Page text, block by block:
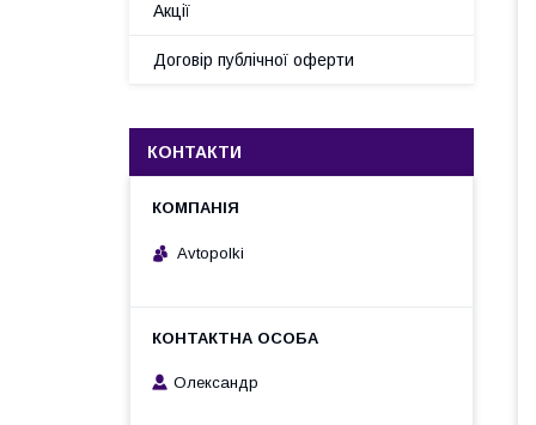
Акції
Договір публічної оферти
КОНТАКТИ
Avtopolki
Олександр